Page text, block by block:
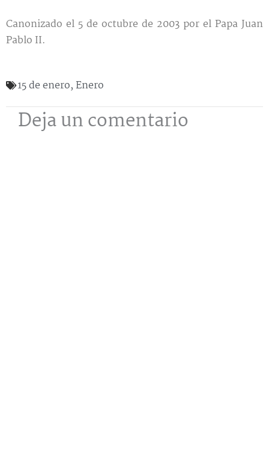
Canonizado el 5 de octubre de 2003 por el Papa Juan
Pablo II.
15 de enero,Enero
Deja un comentario